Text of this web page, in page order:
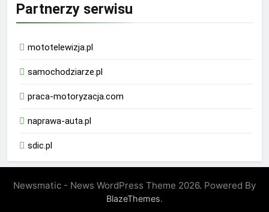
Partnerzy serwisu
mototelewizja.pl
samochodziarze.pl
praca-motoryzacja.com
naprawa-auta.pl
sdic.pl
Newsmatic - News WordPress Theme 2026. Powered By
BlazeThemes.